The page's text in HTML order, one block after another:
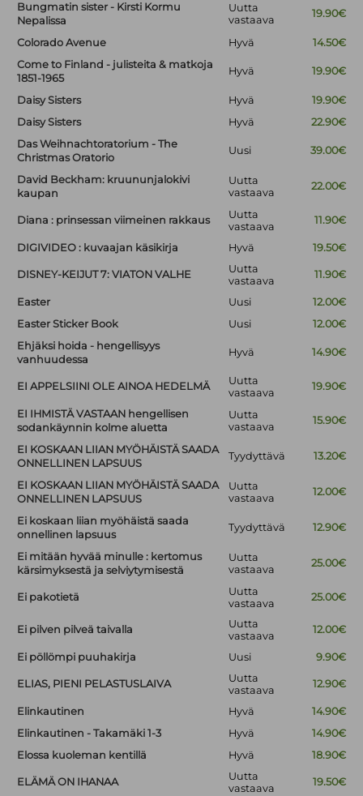
Bungmatin sister - Kirsti Kormu
Nepalissa
Uutta
vastaava
19.90€
Colorado Avenue Hyvä
14.50€
Come to Finland - julisteita & matkoja
1851-1965
Hyvä 19.90€
Daisy Sisters Hyvä
19.90€
Daisy Sisters
Hyvä
22.90€
Das Weihnachtoratorium - The
Christmas Oratorio
Uusi 39.00€
David Beckham: kruununjalokivi
kaupan
Uutta
vastaava
22.00€
Diana : prinsessan viimeinen rakkaus
Uutta
vastaava
11.90€
DIGIVIDEO : kuvaajan käsikirja Hyvä 19.50€
DISNEY-KEIJUT 7: VIATON VALHE
Uutta
vastaava
11.90€
Easter Uusi
12.00€
Easter Sticker Book
Uusi
12.00€
Ehjäksi hoida - hengellisyys
vanhuudessa
Hyvä 14.90€
EI APPELSIINI OLE AINOA HEDELMÄ
Uutta
vastaava
19.90€
EI IHMISTÄ VASTAAN hengellisen
sodankäynnin kolme aluetta
Uutta
vastaava
15.90€
EI KOSKAAN LIIAN MYÖHÄISTÄ SAADA
ONNELLINEN LAPSUUS
Tyydyttävä 13.20€
EI KOSKAAN LIIAN MYÖHÄISTÄ SAADA
ONNELLINEN LAPSUUS
Uutta
vastaava
12.00€
Ei koskaan liian myöhäistä saada
onnellinen lapsuus
Tyydyttävä 12.90€
Ei mitään hyvää minulle : kertomus
kärsimyksestä ja selviytymisestä
Uutta
vastaava
25.00€
Ei pakotietä
Uutta
vastaava
25.00€
Ei pilven pilveä taivalla
Uutta
vastaava
12.00€
Ei pöllömpi puuhakirja Uusi 9.90€
ELIAS, PIENI PELASTUSLAIVA
Uutta
vastaava
12.90€
Elinkautinen Hyvä
14.90€
Elinkautinen - Takamäki 1-3
Hyvä
14.90€
Elossa kuoleman kentillä
Hyvä 18.90€
ELÄMÄ ON IHANAA
Uutta
vastaava
19.50€